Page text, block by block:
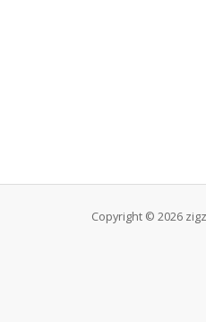
Copyright © 2026